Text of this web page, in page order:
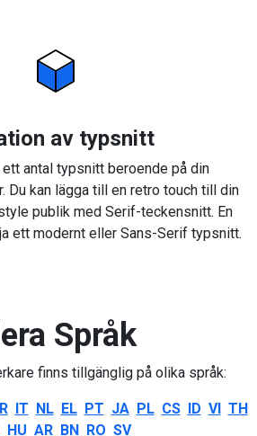
av typsnitt
ett antal typsnitt beroende på din
Du kan lägga till en retro touch till din
publik med Serif-teckensnitt. En
ett modernt eller Sans-Serif typsnitt.
Språk
finns tillgänglig på olika språk:
IT NL EL PT JA PL CS ID VI TH
HU AR BN RO SV